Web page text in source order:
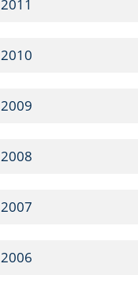
2011
2010
2009
2008
2007
2006